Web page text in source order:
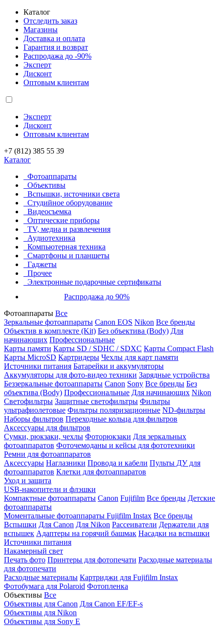
Каталог
Отследить заказ
Магазины
Доставка и оплата
Гарантия и возврат
Распродажа до -90%
Эксперт
Дисконт
Оптовым клиентам
Эксперт
Дисконт
Оптовым клиентам
+7 (812) 385 55 39
Каталог
Фотоаппараты
Объективы
Вспышки, источники света
Студийное оборудование
Видеосъемка
Оптические приборы
TV, медиа и развлечения
Аудиотехника
Компьютерная техника
Смартфоны и планшеты
Гаджеты
Прочее
Электронные подарочные сертификаты
Распродажа до 90%
Фотоаппараты Все
Зеркальные фотоаппараты Canon EOS Nikon Все бренды
Объектив в комплекте (Kit) Без объектива (Body) Для
начинающих Профессиональные
Карты памяти Карты SD / SDHC / SDXC Карты Compact Flash
Карты MicroSD Картридеры Чехлы для карт памяти
Источники питания Батарейки и аккумуляторы
Аккумуляторы для фото-видео техники Зарядные устройства
Беззеркальные фотоаппараты Canon Sony Все бренды Без
объектива (Body) Профессиональные Для начинающих Nikon
Светофильтры Защитные светофильтры Фильтры
ультрафиолетовые Фильтры поляризационные ND-фильтры
Наборы фильтров Переходные кольца для фильтров
Аксессуары для фильтров
Сумки, рюкзаки, чехлы Фоторюкзаки Для зеркальных
фотоаппаратов Фоточемоданы и кейсы для фототехники
Ремни для фотоаппаратов
Аксессуары Наглазники Провода и кабели Пульты ДУ для
фотоаппаратов Клетки для фотоаппаратов
Уход и защита
USB-накопители и флэшки
Компактные фотоаппараты Canon Fujifilm Все бренды Детские
фотоаппараты
Моментальные фотоаппараты Fujifilm Instax Все бренды
Вспышки Для Canon Для Nikon Рассеиватели Держатели для
вспышек Адаптеры на горячий башмак Насадки на вспышки
Источники питания
Накамерный свет
Печать фото Принтеры для фотопечати Расходные материалы
для фотопечати
Расходные материалы Картриджи для Fujifilm Instax
Фотобумага для Polaroid Фотопленка
Объективы Все
Объективы для Canon Для Canon EF/EF-s
Объективы для Nikon
Объективы для Sony E